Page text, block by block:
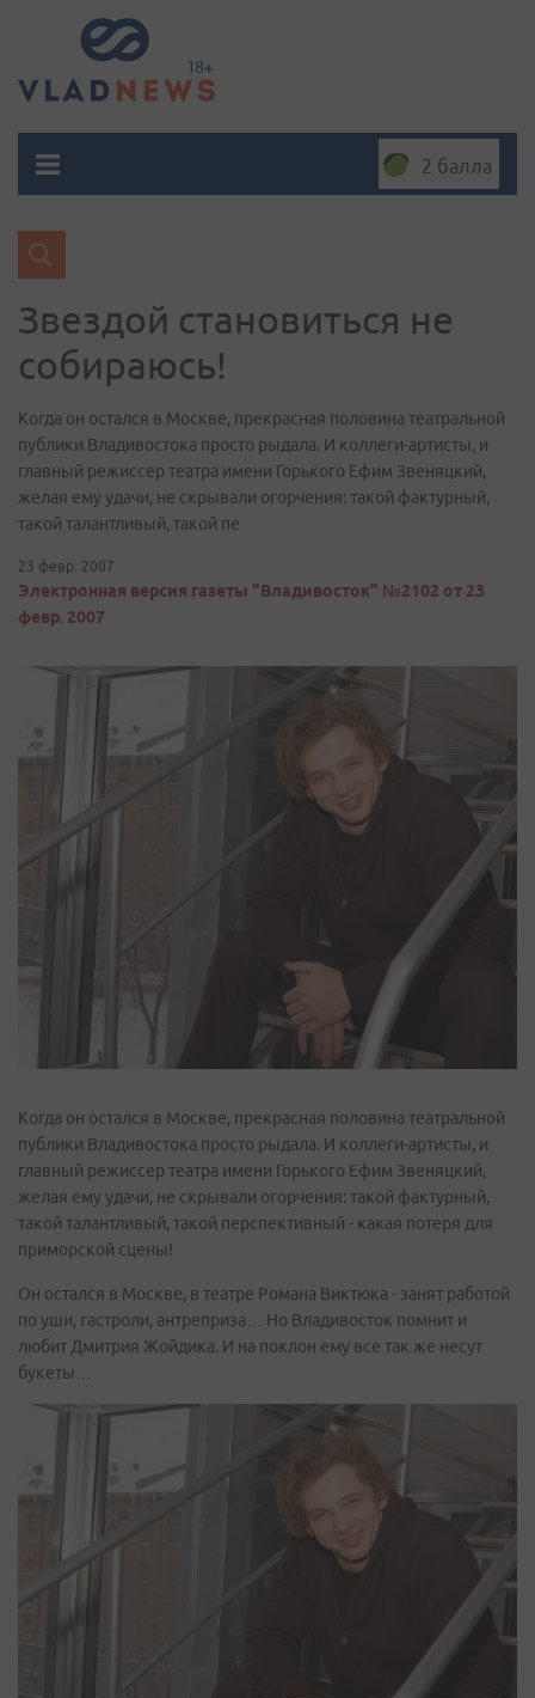
2 балла
Звездой становиться не
собираюсь!
Когда он остался в Москве, прекрасная половина театральной
публики Владивостока просто рыдала. И коллеги-артисты, и
главный режиссер театра имени Горького Ефим Звеняцкий,
желая ему удачи, не скрывали огорчения: такой фактурный,
такой талантливый, такой пе
23 февр. 2007
Электронная версия газеты "Владивосток" №2102 от 23
февр. 2007
Когда он остался в Москве, прекрасная половина театральной
публики Владивостока просто рыдала. И коллеги-артисты, и
главный режиссер театра имени Горького Ефим Звеняцкий,
желая ему удачи, не скрывали огорчения: такой фактурный,
такой талантливый, такой перспективный - какая потеря для
приморской сцены!
Он остался в Москве, в театре Романа Виктюка - занят работой
по уши, гастроли, антреприза… Но Владивосток помнит и
любит Дмитрия Жойдика. И на поклон ему все так же несут
букеты…